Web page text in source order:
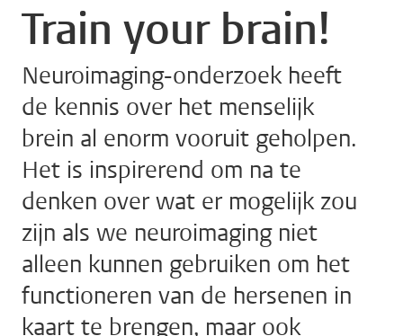
Train your brain!
Neuroimaging-onderzoek heeft
de kennis over het menselijk
brein al enorm vooruit geholpen.
Het is inspirerend om na te
denken over wat er mogelijk zou
zijn als we neuroimaging niet
alleen kunnen gebruiken om het
functioneren van de hersenen in
kaart te brengen, maar ook